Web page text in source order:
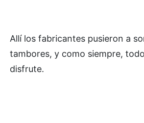
Allí los fabricantes pusieron a
tambores, y como siempre,
disfrute.